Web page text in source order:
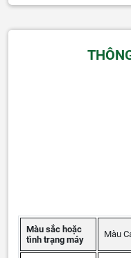
Màu sắc hoặc
tình trạng máy
Màu